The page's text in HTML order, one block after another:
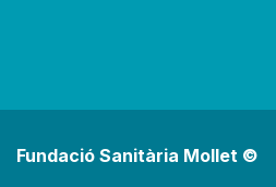
Fundació Sanitària Mollet ©